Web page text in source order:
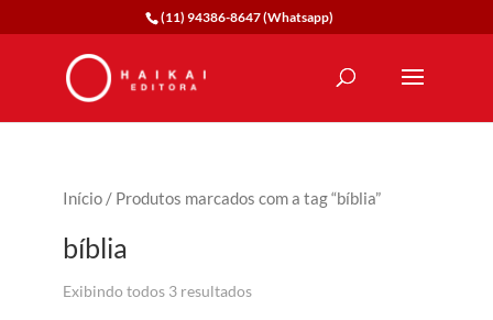
(11) 94386-8647 (Whatsapp)
Início/ Produtos marcados com a tag “bíblia”
bíblia
Exibindo todos 3 resultados